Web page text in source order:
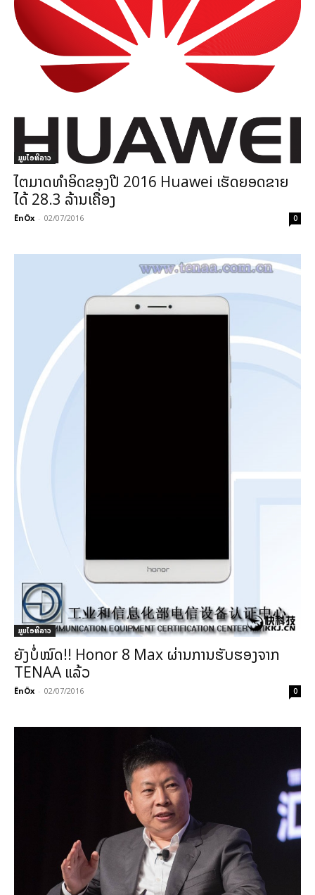
ມູມໄອທີລາວ
ໄຕມາດທຳອິດຂອງປີ 2016 Huawei ເຮັດຍອດຂາຍ
ໄດ້ 28.3 ລ້ານເຄື່ອງ
ÊnÖx - 02/07/2016 0
ມູມໄອທີລາວ
ຍັງບໍ່ໝົດ!! Honor 8 Max ຜ່ານການຮັບຮອງຈາກ
TENAA ແລ້ວ
ÊnÖx - 02/07/2016 0